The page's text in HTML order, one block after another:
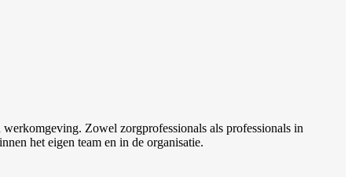
Zowel zorgprofessionals als professionals in
het eigen team en in de organisatie.